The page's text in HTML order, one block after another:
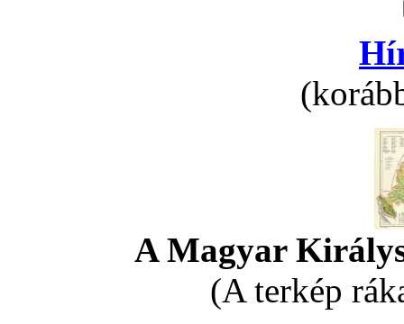
A Magyar
(A terkép